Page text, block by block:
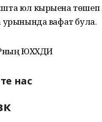
юл кырыена төшеп
урынында вафат була.
ЮХХДИ
нас